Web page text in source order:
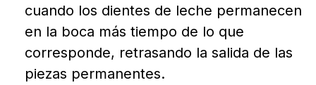
cuando los dientes de leche permanecen
en la boca más tiempo de lo que
corresponde, retrasando la salida de las
piezas permanentes.